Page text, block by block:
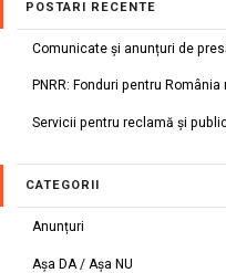
POSTARI RECENTE
Comunicate și anunțuri de
PNRR: Fonduri pentru
Servicii pentru reclamă și
CATEGORII
Anunțuri
Așa DA / Așa NU